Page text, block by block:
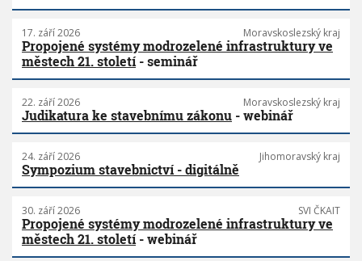
17. září 2026 Moravskoslezský kraj
Propojené systémy modrozelené infrastruktury ve
městech 21. století- seminář
22. září 2026 Moravskoslezský kraj
Judikatura ke stavebnímu zákonu - webinář
24. září 2026 Jihomoravský kraj
Sympozium stavebnictví - digitálně
30. září 2026 SVI ČKAIT
Propojené systémy modrozelené infrastruktury ve
městech 21. století- webinář